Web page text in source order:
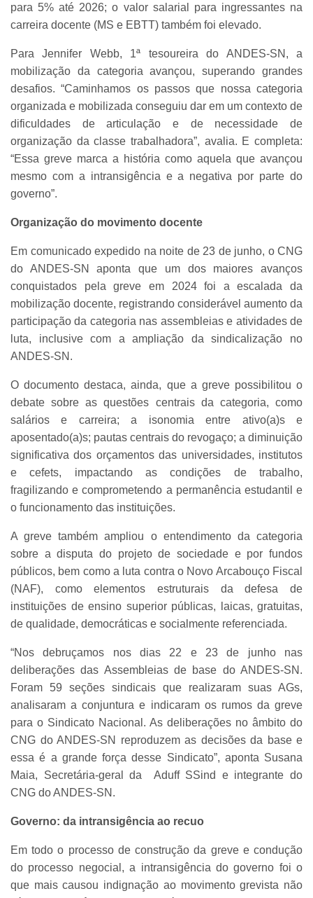
para 5% até 2026; o valor salarial para ingressantes na
carreira docente (MS e EBTT) também foi elevado.
Para Jennifer Webb, 1ª tesoureira do ANDES-SN, a
mobilização da categoria avançou, superando grandes
desafios. “Caminhamos os passos que nossa categoria
organizada e mobilizada conseguiu dar em um contexto de
dificuldades de articulação e de necessidade de
organização da classe trabalhadora”, avalia. E completa:
“Essa greve marca a história como aquela que avançou
mesmo com a intransigência e a negativa por parte do
governo”.
Organização do movimento docente
Em comunicado expedido na noite de 23 de junho, o CNG
do ANDES-SN aponta que um dos maiores avanços
conquistados pela greve em 2024 foi a escalada da
mobilização docente, registrando considerável aumento da
participação da categoria nas assembleias e atividades de
luta, inclusive com a ampliação da sindicalização no
ANDES-SN.
O documento destaca, ainda, que a greve possibilitou o
debate sobre as questões centrais da categoria, como
salários e carreira; a isonomia entre ativo(a)s e
aposentado(a)s; pautas centrais do revogaço; a diminuição
significativa dos orçamentos das universidades, institutos
e cefets, impactando as condições de trabalho,
fragilizando e comprometendo a permanência estudantil e
o funcionamento das instituições.
A greve também ampliou o entendimento da categoria
sobre a disputa do projeto de sociedade e por fundos
públicos, bem como a luta contra o Novo Arcabouço Fiscal
(NAF), como elementos estruturais da defesa de
instituições de ensino superior públicas, laicas, gratuitas,
de qualidade, democráticas e socialmente referenciada.
“Nos debruçamos nos dias 22 e 23 de junho nas
deliberações das Assembleias de base do ANDES-SN.
Foram 59 seções sindicais que realizaram suas AGs,
analisaram a conjuntura e indicaram os rumos da greve
para o Sindicato Nacional. As deliberações no âmbito do
CNG do ANDES-SN reproduzem as decisões da base e
essa é a grande força desse Sindicato”, aponta Susana
Maia, Secretária-geral da Aduff SSind e integrante do
CNG do ANDES-SN.
Governo: da intransigência ao recuo
Em todo o processo de construção da greve e condução
do processo negocial, a intransigência do governo foi o
que mais causou indignação ao movimento grevista não